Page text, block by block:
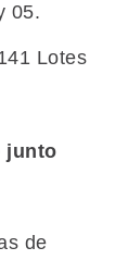
05.
Lotes
junto
de